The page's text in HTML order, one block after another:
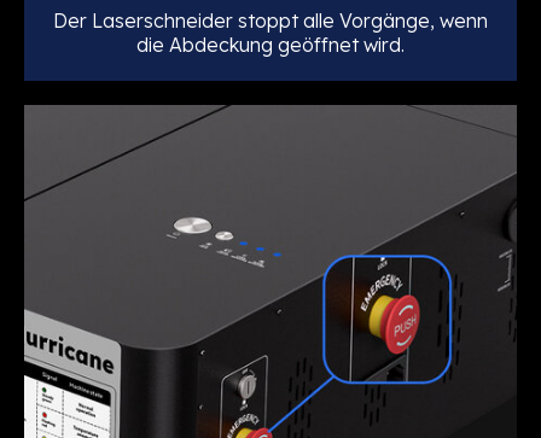
Der Laserschneider stoppt alle Vorgänge, wenn
die Abdeckung geöffnet wird.